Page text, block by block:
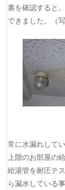
裏を確認すると
できました。（
常に水漏れして
上階のお部屋の
給湯管を耐圧テ
ら漏水している事